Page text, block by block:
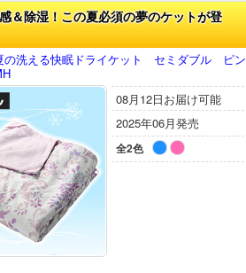
＆除湿！この夏必須の夢のケットが登
洗える快眠ドライケット セミダブル ピン
08月12日お届け可能
2025年06月発売
全2色